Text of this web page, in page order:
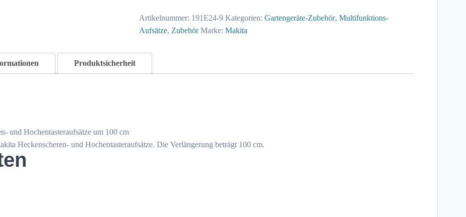
Artikelnummer: 191E24-9 Kategorien: Gartengeräte-Zubehör, Multifunktions-
Aufsätze, Zubehör Marke: Makita
Produktsicherheit
und Hochentasteraufsätze um 100 cm
Heckenscheren- und Hochentasteraufsätze. Die Verlängerung beträgt 100 cm.